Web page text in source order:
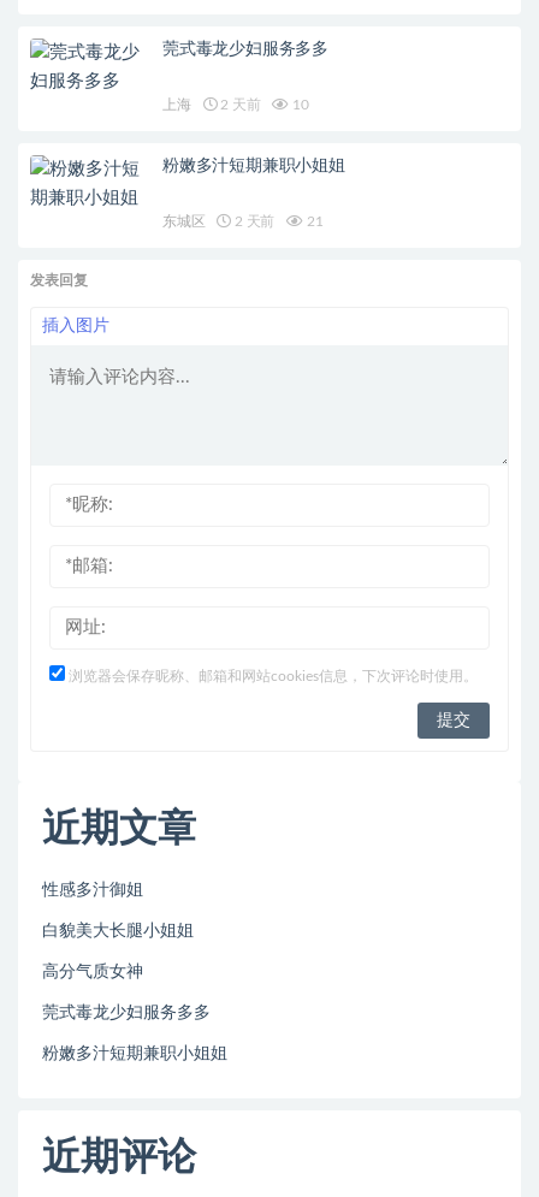
莞式毒龙少妇服务多多
上海 2 天前 10
粉嫩多汁短期兼职小姐姐
东城区 2 天前 21
发表回复
插入图片
浏览器会保存昵称、邮箱和网站cookies信息，下次评论时使用。
近期文章
性感多汁御姐
白貌美大长腿小姐姐
高分气质女神
莞式毒龙少妇服务多多
粉嫩多汁短期兼职小姐姐
近期评论